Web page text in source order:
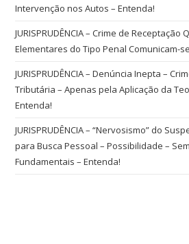
Intervenção nos Autos – Entenda!
JURISPRUDÊNCIA – Crime de Receptação
Elementares do Tipo Penal Comunicam-
JURISPRUDÊNCIA – Denúncia Inepta –
Tributária – Apenas pela Aplicação da
Entenda!
JURISPRUDÊNCIA – “Nervosismo” do
para Busca Pessoal – Possibilidade –
Fundamentais – Entenda!